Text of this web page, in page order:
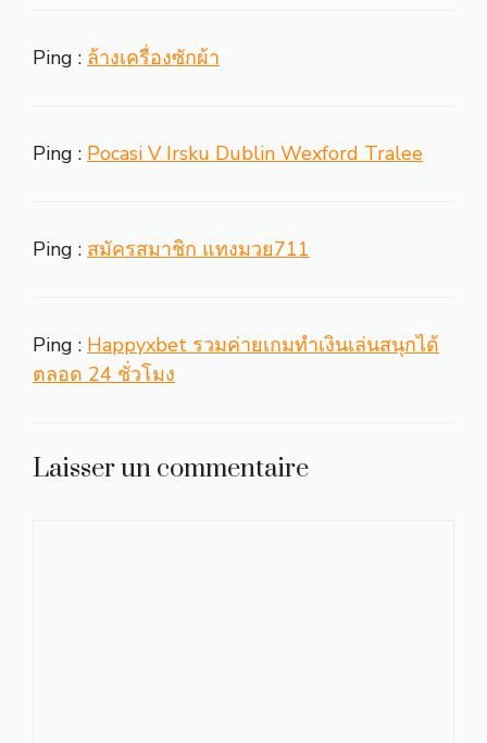
Ping : ล้างเครื่องซักผ้า
Ping : Pocasi V Irsku Dublin Wexford Tralee
Ping : สมัครสมาชิก แทงมวย711
Ping : Happyxbet รวมค่ายเกมทำเงินเล่นสนุกได้
ตลอด 24 ชั่วโมง
Laisser un commentaire